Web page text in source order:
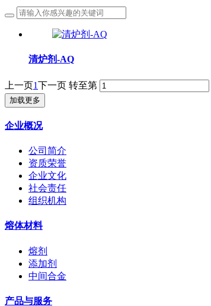
清炉剂-AQ
上一页1下一页 转至第
加载更多
企业概况
公司简介
资质荣誉
企业文化
社会责任
组织机构
熔体材料
熔剂
添加剂
中间合金
产品与服务